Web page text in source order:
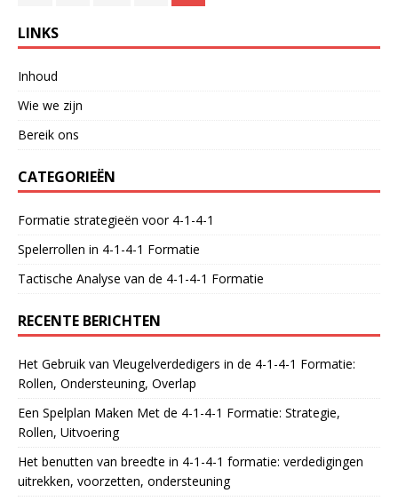
LINKS
Inhoud
Wie we zijn
Bereik ons
CATEGORIEËN
Formatie strategieën voor 4-1-4-1
Spelerrollen in 4-1-4-1 Formatie
Tactische Analyse van de 4-1-4-1 Formatie
RECENTE BERICHTEN
Het Gebruik van Vleugelverdedigers in de 4-1-4-1 Formatie:
Rollen, Ondersteuning, Overlap
Een Spelplan Maken Met de 4-1-4-1 Formatie: Strategie,
Rollen, Uitvoering
Het benutten van breedte in 4-1-4-1 formatie: verdedigingen
uitrekken, voorzetten, ondersteuning